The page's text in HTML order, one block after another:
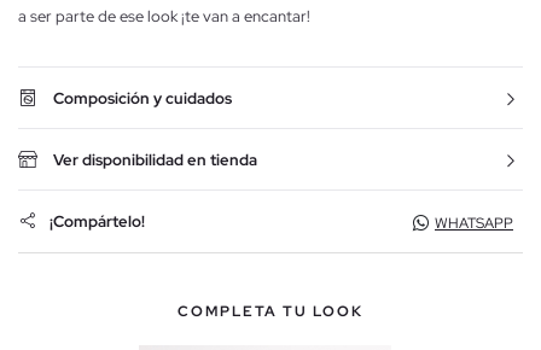
a ser parte de ese look ¡te van a encantar!
Composición y cuidados
Ver disponibilidad en tienda
¡Compártelo! WHATSAPP
COMPLETA TU LOOK